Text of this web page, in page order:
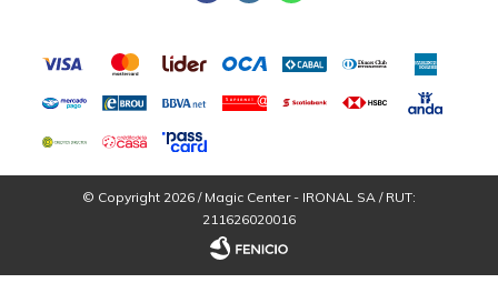
© Copyright 2026 / Magic Center - IRONAL SA / RUT:
211626020016